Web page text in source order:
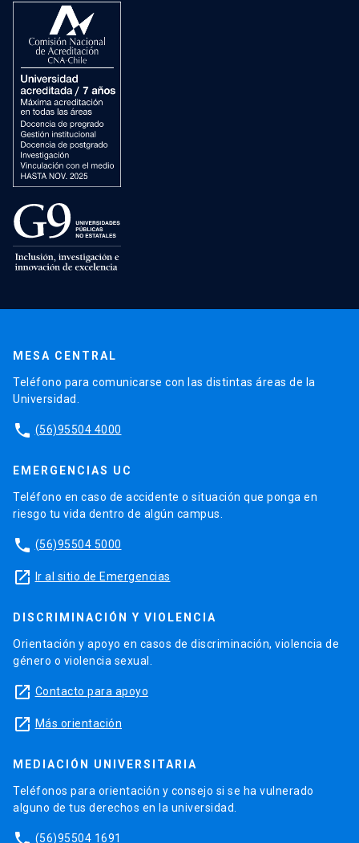
MESA CENTRAL
Teléfono para comunicarse con las distintas áreas de la
Universidad.
phone (56)95504 4000
EMERGENCIAS UC
Teléfono en caso de accidente o situación que ponga en
riesgo tu vida dentro de algún campus.
phone (56)95504 5000
launch Ir al sitio de Emergencias
DISCRIMINACIÓN Y VIOLENCIA
Orientación y apoyo en casos de discriminación, violencia de
género o violencia sexual.
launch Contacto para apoyo
launch Más orientación
MEDIACIÓN UNIVERSITARIA
Teléfonos para orientación y consejo si se ha vulnerado
alguno de tus derechos en la universidad.
(56)95504 1691